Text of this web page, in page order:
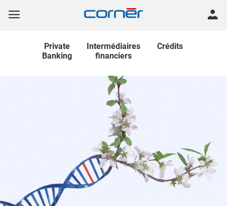
Private
Banking
Intermédiaires
financiers
Crédits